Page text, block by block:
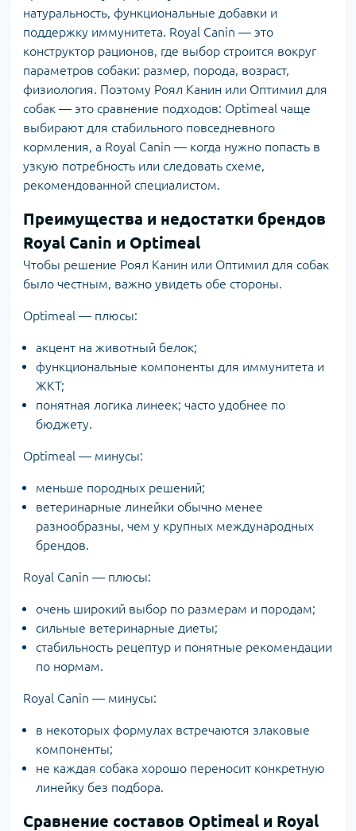
натуральность, функциональные добавки и
поддержку иммунитета. Royal Canin — это
конструктор рационов, где выбор строится вокруг
параметров собаки: размер, порода, возраст,
физиология. Поэтому Роял Канин или Оптимил для
собак — это сравнение подходов: Optimeal чаще
выбирают для стабильного повседневного
кормления, а Royal Canin — когда нужно попасть в
узкую потребность или следовать схеме,
рекомендованной специалистом.
Преимущества и недостатки брендов
Royal Сanin и Optimeal
Чтобы решение Роял Канин или Оптимил для собак
было честным, важно увидеть обе стороны.
Optimeal — плюсы:
акцент на животный белок;
функциональные компоненты для иммунитета и
ЖКТ;
понятная логика линеек; часто удобнее по
бюджету.
Optimeal — минусы:
меньше породных решений;
ветеринарные линейки обычно менее
разнообразны, чем у крупных международных
брендов.
Royal Canin — плюсы:
очень широкий выбор по размерам и породам;
сильные ветеринарные диеты;
стабильность рецептур и понятные рекомендации
по нормам.
Royal Canin — минусы:
в некоторых формулах встречаются злаковые
компоненты;
не каждая собака хорошо переносит конкретную
линейку без подбора.
Сравнение составов Optimeal и Royal